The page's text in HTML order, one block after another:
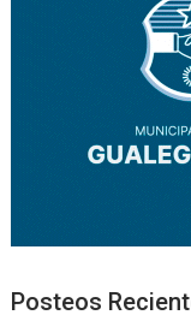
Posteos